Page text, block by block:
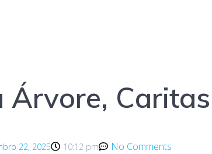
Árvore,
22, 2025 10:12 pm No Comments